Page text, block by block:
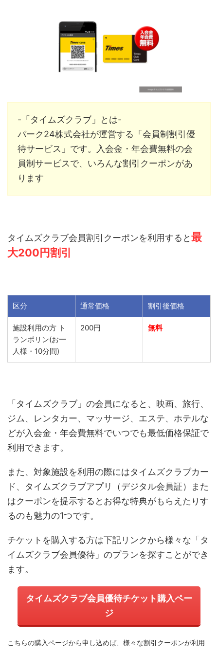
-「タイムズクラブ」とは-
パーク24株式会社が運営する「会員制割引優
待サービス」です。入会金・年会費無料の会
員制サービスで、いろんな割引クーポンがあ
ります
タイムズクラブ会員割引クーポンを利用すると最
大200円割引
区分 通常価格 割引後価格
施設利用の方 ト
ランポリン(お一
人様・10分間)
200円 無料
「タイムズクラブ」の会員になると、映画、旅行、
ジム、レンタカー、マッサージ、エステ、ホテルな
どが入会金・年会費無料でいつでも最低価格保証で
利用できます。
また、対象施設を利用の際にはタイムズクラブカー
ド、タイムズクラブアプリ（デジタル会員証）また
はクーポンを提示するとお得な特典がもらえたりす
るのも魅力の1つです。
チケットを購入する方は下記リンクから様々な「タ
イムズクラブ会員優待」のプランを探すことができ
ます。
タイムズクラブ会員優待チケット購入ペー
ジ
こちらの購入ページから申し込めば、様々な割引クーポンが利用